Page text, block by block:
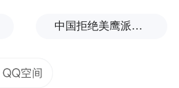
知书》显示，经查明，
中国拒绝美鹰派副防长访华？弦外之音被热议